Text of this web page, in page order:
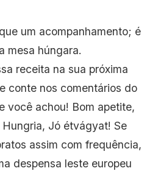
um acompanhamento; é
mesa húngara.
receita na sua próxima
conte nos comentários do
você achou! Bom apetite,
Jó étvágyat! Se
assim com frequência,
despensa leste europeu